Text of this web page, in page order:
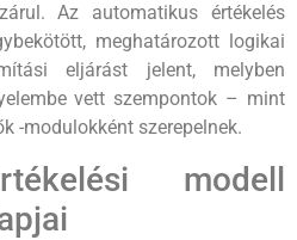
Az automatikus értékelés
meghatározott logikai
eljárást jelent, melyben
vett szempontok – mint
-modulokként szerepelnek.
modell